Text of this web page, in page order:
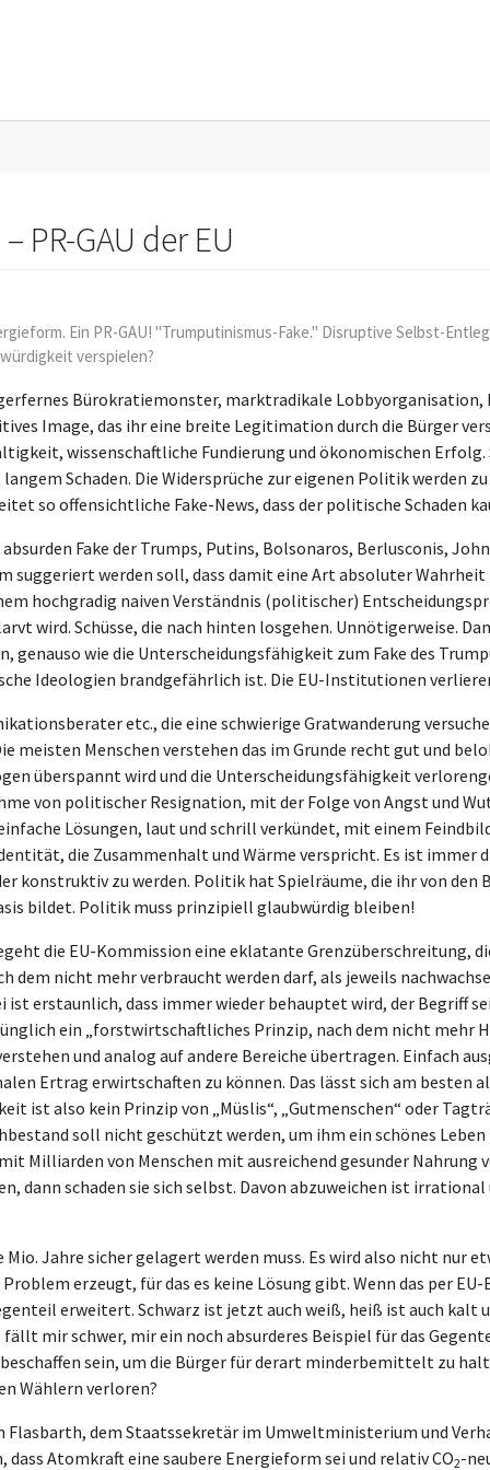
PR-GAU der EU
Ein PR-GAU! "Trumputinismus-Fake." Disruptive Selbst-
verspielen?
Bürokratiemonster, marktradikale
Image, das ihr eine breite Legitimation durch die Bürger
wissenschaftliche Fundierung und ökonomischen Erfolg.
Schaden. Die Widersprüche zur eigenen Politik werden
so offensichtliche Fake-News, dass der politische Schaden
Fake der Trumps, Putins, Bolsonaros, Berlusconis,
suggeriert werden soll, dass damit eine Art absoluter
hochgradig naiven Verständnis (politischer)
wird. Schüsse, die nach hinten losgehen. Unnötigerweise.
wie die Unterscheidungsfähigkeit zum Fake des
Ideologien brandgefährlich ist. Die EU-Institutionen
etc., die eine schwierige Gratwanderung
meisten Menschen verstehen das im Grunde recht gut und
überspannt wird und die Unterscheidungsfähigkeit
von politischer Resignation, mit der Folge von Angst und
Lösungen, laut und schrill verkündet, mit einem
die Zusammenhalt und Wärme verspricht. Es ist immer
konstruktiv zu werden. Politik hat Spielräume, die ihr von den
bildet. Politik muss prinzipiell glaubwürdig bleiben!
die EU-Kommission eine eklatante Grenzüberschreitung,
nicht mehr verbraucht werden darf, als jeweils
erstaunlich, dass immer wieder behauptet wird, der Begriff
ein „forstwirtschaftliches Prinzip, nach dem nicht mehr
und analog auf andere Bereiche übertragen. Einfach
Ertrag erwirtschaften zu können. Das lässt sich am
ist also kein Prinzip von „Müslis“, „Gutmenschen“ oder
soll nicht geschützt werden, um ihm ein schönes
Milliarden von Menschen mit ausreichend gesunder Nahrung
dann schaden sie sich selbst. Davon abzuweichen ist
Jahre sicher gelagert werden muss. Es wird also nicht nur
erzeugt, für das es keine Lösung gibt. Wenn das per
erweitert. Schwarz ist jetzt auch weiß, heiß ist auch kalt
mir schwer, mir ein noch absurderes Beispiel für das
sein, um die Bürger für derart minderbemittelt zu
Wählern verloren?
dem Staatssekretär im Umweltministerium und
Atomkraft eine saubere Energieform sei und relativ CO2-